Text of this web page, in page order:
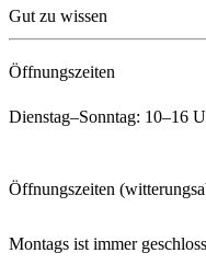
Gut zu wissen
Öffnungszeiten
Dienstag–Sonntag: 10–16
Öffnungszeiten
Montags ist immer